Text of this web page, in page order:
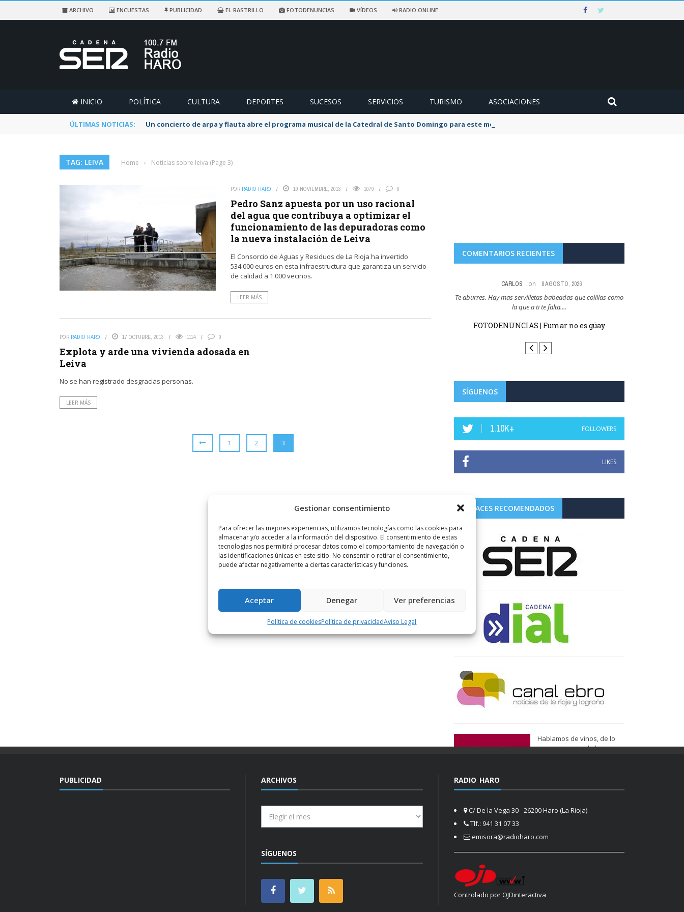
Gestionar consentimiento
Para ofrecer las mejores experiencias, utilizamos tecnologías como las cookies para
almacenar y/o acceder a la información del dispositivo. El consentimiento de estas
tecnologías nos permitirá procesar datos como el comportamiento de navegación o
las identificaciones únicas en este sitio. No consentir o retirar el consentimiento,
puede afectar negativamente a ciertas características y funciones.
Aceptar Denegar Ver preferencias
Política de cookiesPolítica de privacidadAviso Legal
ARCHIVO ENCUESTAS PUBLICIDAD EL RASTRILLO FOTODENUNCIAS VÍDEOS RADIO ONLINE
INICIO POLÍTICA CULTURA DEPORTES SUCESOS SERVICIOS TURISMO ASOCIACIONES
ÚLTIMAS NOTICIAS: Un concierto de arpa y flauta abre el programa musical de la Catedral de Santo Domingo para este mes de agosto
TAG: LEIVA Home › Noticias sobre leiva (Page 3)
POR RADIO HARO 19 NOVIEMBRE, 2013 1079 0
Pedro Sanz apuesta por un uso racional
del agua que contribuya a optimizar el
funcionamiento de las depuradoras como
la nueva instalación de Leiva
El Consorcio de Aguas y Residuos de La Rioja ha invertido
534.000 euros en esta infraestructura que garantiza un servicio
de calidad a 1.000 vecinos.
LEER MÁS
POR RADIO HARO 17 OCTUBRE, 2013 1114 0
Explota y arde una vivienda adosada en
Leiva
No se han registrado desgracias personas.
LEER MÁS
1 2 3
COMENTARIOS RECIENTES
CARLOS on 8 AGOSTO, 2026
Te aburres. Hay mas servilletas babeadas que colillas como
la que a ti te falta....
FOTODENUNCIAS | Fumar no es güay
SÍGUENOS
1.10K+ FOLLOWERS
LIKES
ENLACES RECOMENDADOS
Hablamos de vinos, de lo
que nos gusta, de lo que
PUBLICIDAD ARCHIVOS
SÍGUENOS
RADIO HARO
C/ De la Vega 30 - 26200 Haro (La Rioja)
Tlf.: 941 31 07 33
emisora@radioharo.com
Controlado por OJDinteractiva